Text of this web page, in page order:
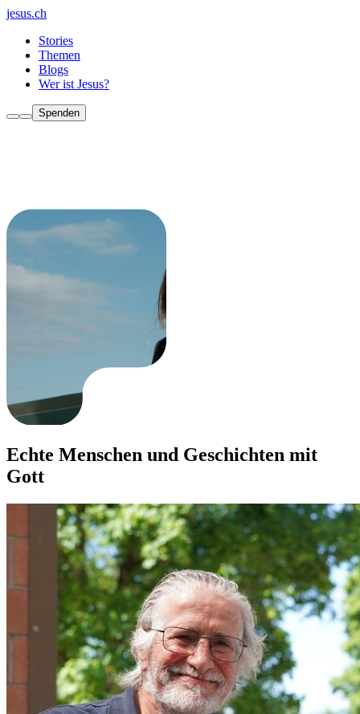
jesus.ch
Stories
Themen
Blogs
Wer ist Jesus?
Spenden
Echte Menschen und Geschichten mit
Gott